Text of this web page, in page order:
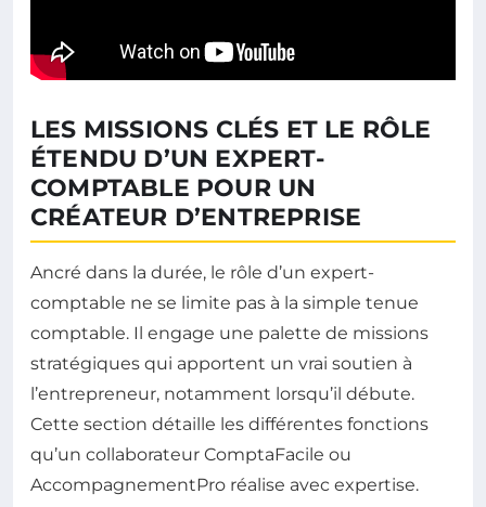
LES MISSIONS CLÉS ET LE RÔLE
ÉTENDU D’UN EXPERT-
COMPTABLE POUR UN
CRÉATEUR D’ENTREPRISE
Ancré dans la durée, le rôle d’un expert-
comptable ne se limite pas à la simple tenue
comptable. Il engage une palette de missions
stratégiques qui apportent un vrai soutien à
l’entrepreneur, notamment lorsqu’il débute.
Cette section détaille les différentes fonctions
qu’un collaborateur ComptaFacile ou
AccompagnementPro réalise avec expertise.